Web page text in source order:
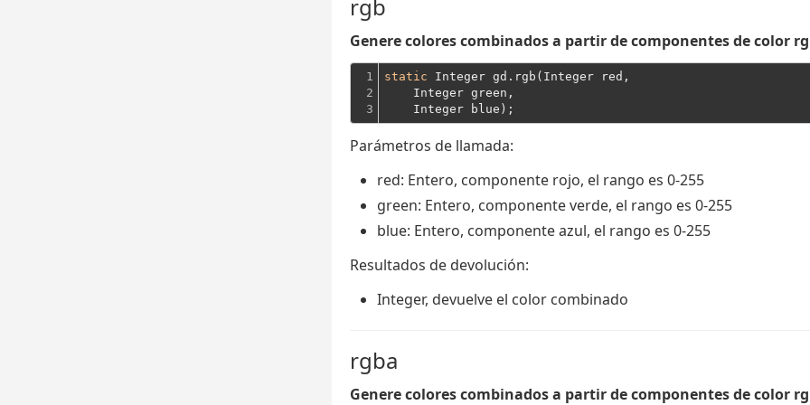
rgb
Genere colores combinados a partir de componentes de color
1
2
3
static Integer gd.rgb(Integer red,
    Integer green,
    Integer blue);
Parámetros de llamada:
red: Entero, componente rojo, el rango es 0-255
green: Entero, componente verde, el rango es 0-255
blue: Entero, componente azul, el rango es 0-255
Resultados de devolución:
Integer, devuelve el color combinado
rgba
Genere colores combinados a partir de componentes de color